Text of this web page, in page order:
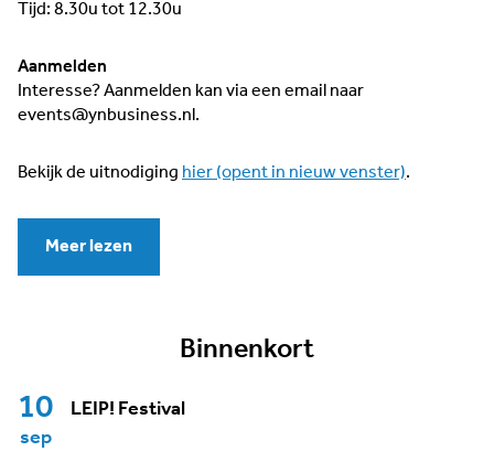
Tijd: 8.30u tot 12.30u
Aanmelden
Interesse? Aanmelden kan via een email naar
events@ynbusiness.nl.
Bekijk de uitnodiging hier (opent in nieuw venster).
Meer lezen
Binnenkort
10
sep
LEIP! Festival